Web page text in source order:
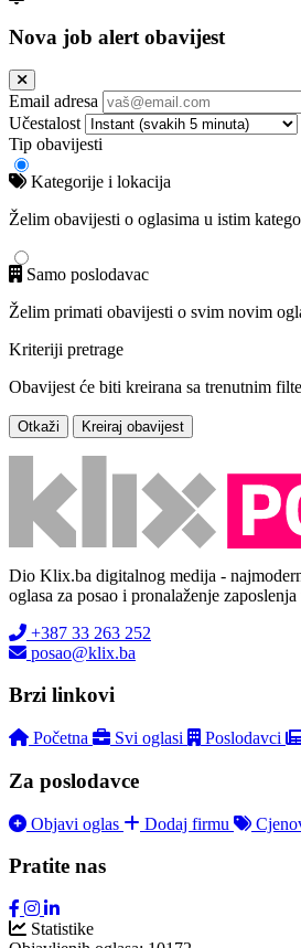
Nova job alert obavijest
Email adresa
Učestalost
Tip obavijesti
Kategorije i lokacija
Želim obavijesti o oglasima u istim
Samo poslodavac
Želim primati obavijesti o svim novim
Kriteriji pretrage
Obavijest će biti kreirana sa trenutnim
Otkaži Kreiraj obavijest
Dio Klix.ba digitalnog medija -
oglasa za posao i pronalaženje
+387 33 263 252
posao@klix.ba
Brzi linkovi
Početna Svi oglasi Poslodavci
Za poslodavce
Objavi oglas Dodaj firmu
Pratite nas
Statistike